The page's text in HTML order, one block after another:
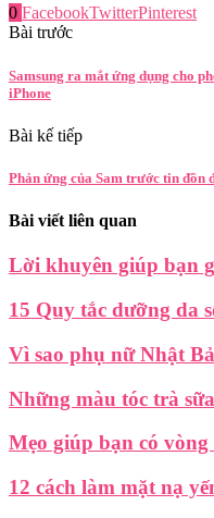
0 FacebookTwitterPinterest
Bài trước
Samsung ra mắt ứng dụng cho
iPhone
Bài kế tiếp
Phản ứng của Sam trước tin đồn
Bài viết liên quan
Lời khuyên giúp bạn
15 Quy tắc dưỡng da
Vì sao phụ nữ Nhật
Những màu tóc trà
Mẹo giúp bạn có
12 cách làm mặt nạ